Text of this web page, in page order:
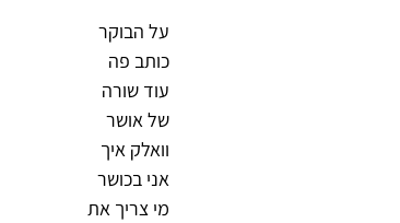
על הבוקר
כותב פה
עוד שורה
של אושר
וואלק איך
אני בכושר
מי צריך את